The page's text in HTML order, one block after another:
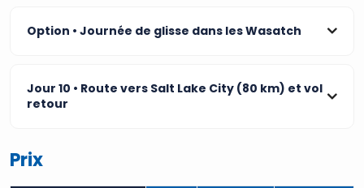
Option • Journée de glisse dans les Wasatch
Jour 10 • Route vers Salt Lake City (80 km) et vol
retour
Prix